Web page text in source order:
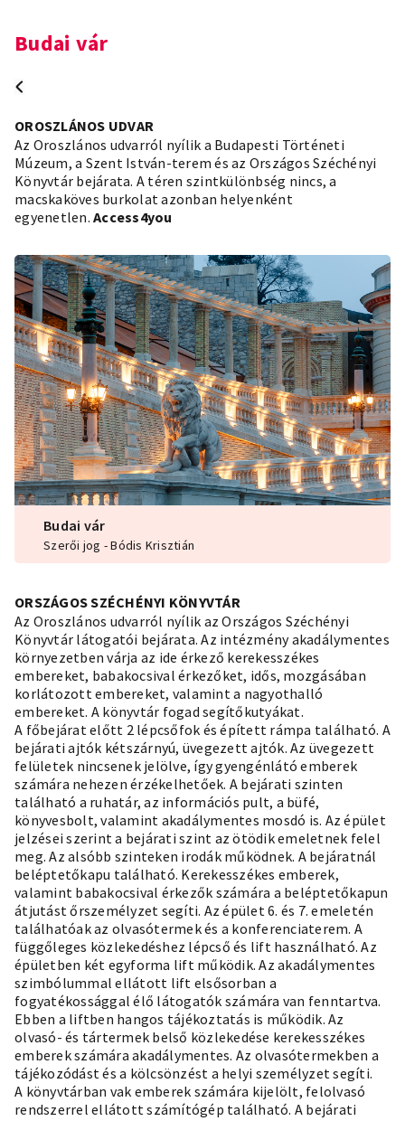
Budai vár
OROSZLÁNOS UDVAR
Az Oroszlános udvarról nyílik a Budapesti Történeti
Múzeum, a Szent István-terem és az Országos Széchényi
Könyvtár bejárata. A téren szintkülönbség nincs, a
macskaköves burkolat azonban helyenként
egyenetlen. Access4you
Budai vár
Szerői jog - Bódis Krisztián
ORSZÁGOS SZÉCHÉNYI KÖNYVTÁR
Az Oroszlános udvarról nyílik az Országos Széchényi
Könyvtár látogatói bejárata. Az intézmény akadálymentes
környezetben várja az ide érkező kerekesszékes
embereket, babakocsival érkezőket, idős, mozgásában
korlátozott embereket, valamint a nagyothalló
embereket. A könyvtár fogad segítőkutyákat.
A főbejárat előtt 2 lépcsőfok és épített rámpa található. A
bejárati ajtók kétszárnyú, üvegezett ajtók. Az üvegezett
felületek nincsenek jelölve, így gyengénlátó emberek
számára nehezen érzékelhetőek. A bejárati szinten
található a ruhatár, az információs pult, a büfé,
könyvesbolt, valamint akadálymentes mosdó is. Az épület
jelzései szerint a bejárati szint az ötödik emeletnek felel
meg. Az alsóbb szinteken irodák működnek. A bejáratnál
beléptetőkapu található. Kerekesszékes emberek,
valamint babakocsival érkezők számára a beléptetőkapun
átjutást őrszemélyzet segíti. Az épület 6. és 7. emeletén
találhatóak az olvasótermek és a konferenciaterem. A
függőleges közlekedéshez lépcső és lift használható. Az
épületben két egyforma lift működik. Az akadálymentes
szimbólummal ellátott lift elsősorban a
fogyatékossággal élő látogatók számára van fenntartva.
Ebben a liftben hangos tájékoztatás is működik. Az
olvasó- és tártermek belső közlekedése kerekesszékes
emberek számára akadálymentes. Az olvasótermekben a
tájékozódást és a kölcsönzést a helyi személyzet segíti.
A könyvtárban vak emberek számára kijelölt, felolvasó
rendszerrel ellátott számítógép található. A bejárati